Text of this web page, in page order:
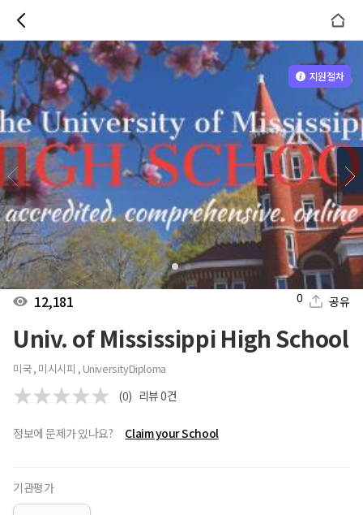
12,181 0 공유
Univ. of Mississippi High School
미국 , 미시시피 , UniversityDiploma
(0) 리뷰0건
정보에 문제가 있나요? Claim your School
기관평가
지원절차